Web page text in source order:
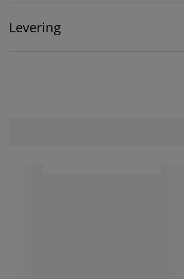
Levering